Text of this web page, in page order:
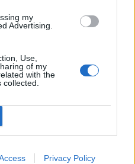
my
Advertising.
Use,
of my
with the
Privacy Policy
che non sia lui,
dell’ A.C.
in silenzio, e che
li sognava, sì. In tutto
se la